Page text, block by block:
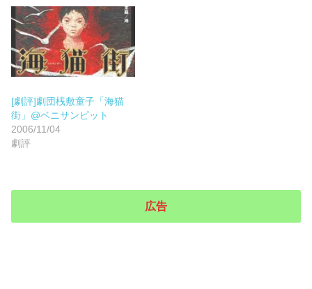
[劇評]劇団桟敷童子「海猫
街」@ベニサンピット
2006/11/04
劇評
広告